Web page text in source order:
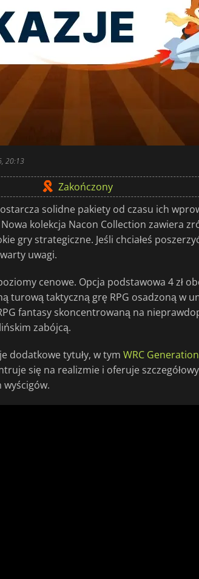
20:13
Zakończony
solidne pakiety od czasu ich
kolekcja Nacon Collection zawiera
gry strategiczne. Jeśli chciałeś
uwagi.
cenowe. Opcja podstawowa 4 zł
turową taktyczną grę RPG osadzoną w
fantasy skoncentrowaną na
zabójcą.
dodatkowe tytuły, w tym WRC
się na realizmie i oferuje